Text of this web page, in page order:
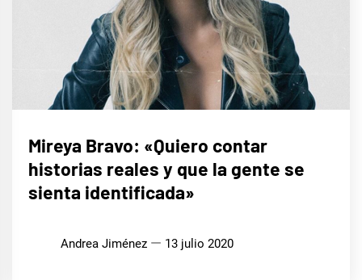
Mireya Bravo: «Quiero contar
historias reales y que la gente se
sienta identificada»
Andrea Jiménez 13 julio 2020